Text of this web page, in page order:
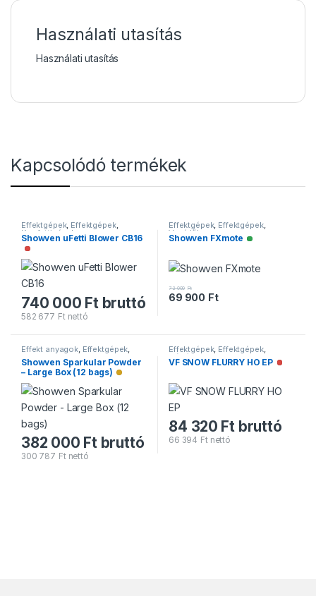
Használati utasítás
Használati utasítás
Kapcsolódó termékek
Effektgépek, Effektgépek,
Konfettigépek
Showven uFetti Blower CB16
Nincs raktáron
740 000 Ft bruttó
582 677 Ftnettó
Effektgépek, Effektgépek,
Vezérlők
Showven FXmote Elérhető
72 000 Ft
69 900 Ft
Effekt anyagok, Effektgépek,
Töltetek
Showven Sparkular Powder
– Large Box (12 bags) Alacsony raktárkészlet
382 000 Ftbruttó
300 787 Ftnettó
Effektgépek, Effektgépek,
Hógépek
VF SNOW FLURRY HO EP Nincs
84 320 Ftbruttó
66 394 Ftnettó